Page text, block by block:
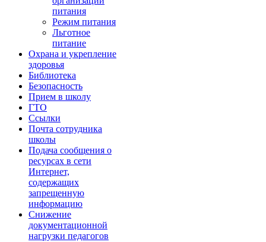
питания
Режим питания
Льготное
питание
Охрана и укрепление
здоровья
Библиотека
Безопасность
Прием в школу
ГТО
Ссылки
Почта сотрудника
школы
Подача сообщения о
ресурсах в сети
Интернет,
содержащих
запрещенную
информацию
Снижение
документационной
нагрузки педагогов